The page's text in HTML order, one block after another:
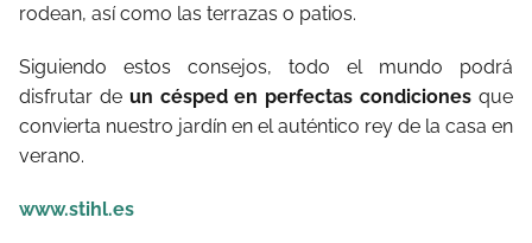
rodean, así como las terrazas o patios.
Siguiendo estos consejos, todo el mundo podrá
disfrutar de un césped en perfectas condiciones que
convierta nuestro jardín en el auténtico rey de la casa en
verano.
www.stihl.es